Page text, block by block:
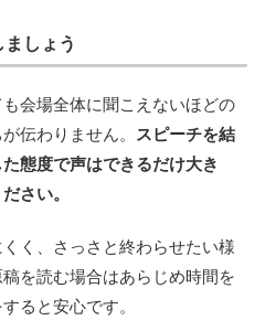
しょう
会場全体に聞こえないほどの
伝わりません。
スピーチを結
態度で声はできるだけ大き
さい。
く、さっさと終わらせたい様
を読む場合はあらじめ時間を
ると安心です。